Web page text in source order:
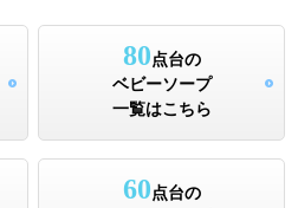
80点台の
ベビーソープ
一覧はこちら
60点台の